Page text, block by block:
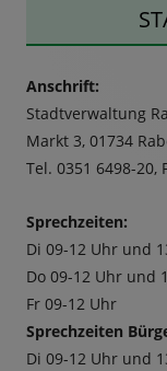
Anschrift:
Stadtverwaltung
Markt 3, 01734
Tel. 0351 6498-20,
Sprechzeiten:
Di 09-12 Uhr und
Do 09-12 Uhr und
Fr 09-12 Uhr
Sprechzeiten
Di 09-12 Uhr und